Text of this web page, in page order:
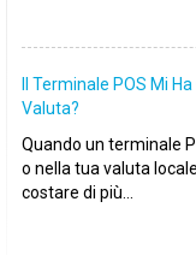
Il Terminale POS Mi
Valuta?
Quando un terminale
o nella tua valuta
costare di più...